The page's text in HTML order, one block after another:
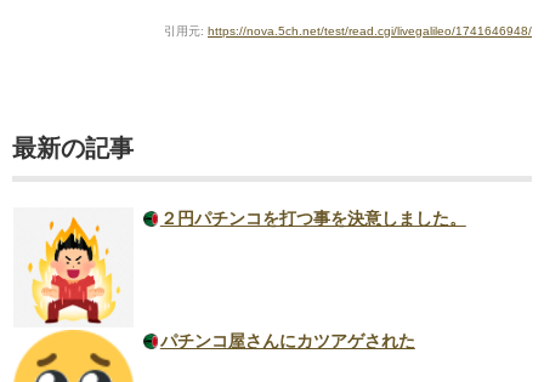
引用元: https://nova.5ch.net/test/read.cgi/livegalileo/1741646948/
最新の記事
２円パチンコを打つ事を決意しました。
パチンコ屋さんにカツアゲされた